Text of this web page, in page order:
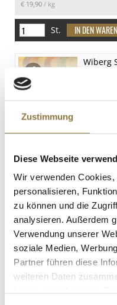
Zustimmung
Diese Webseite
Wir verwenden
personalisieren,
zu können und die
analysieren. Außerdem
Verwendung unserer
soziale Medien,
Partner führen diese
weiteren Daten
5.2 g
Salz
€ 19,90 / kg
St.
Wiberg
€ 5,99
€ 59,90
St.
Wiberg